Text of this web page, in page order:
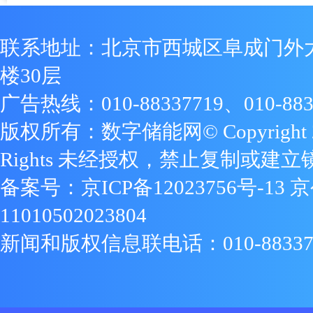
联系地址：北京市西城区阜成门外
楼30层
广告热线：010-88337719、010-
版权所有：数字储能网© Copyright
Rights 未经授权，禁止复制或建立
备案号： 京ICP备12023756号-13
11010502023804
新闻和版权信息联电话：010-